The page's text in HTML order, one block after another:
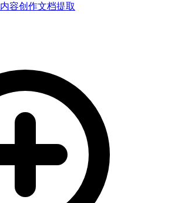
内容创作文档提取